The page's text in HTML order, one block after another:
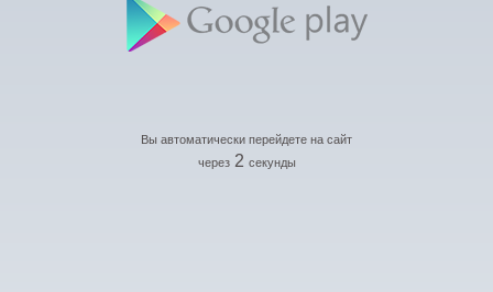
Вы автоматически перейдете на сайт
через 2 секунды